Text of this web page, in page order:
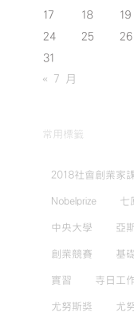
17
18 19
24
25 26
31
« 7 月
常用標籤
2018社會創業家
Nobelprize 七
中央大學 亞
創業競賽 基
實習 寺日工
尤努斯獎 尤